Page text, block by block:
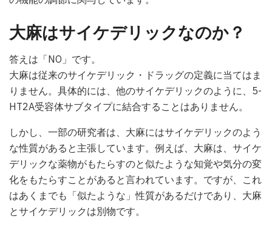
大麻はサイケデリックなのか？
答えは「NO」です。
大麻は従来のサイケデリック・ドラッグの定義に当てはま
りません。具体的には、他のサイケデリックのように、5-
HT2A受容体サブタイプに結合することはありません。
しかし、一部の研究者は、大麻にはサイケデリックのよう
な性質があると主張しています。例えば、大麻は、サイケ
デリックな薬物がもたらすのと似たような知覚や気分の変
化をもたらすことがあると言われています。ですが、これ
はあくまでも「似たような」性質があるだけであり、大麻
とサイケデリックは別物です。